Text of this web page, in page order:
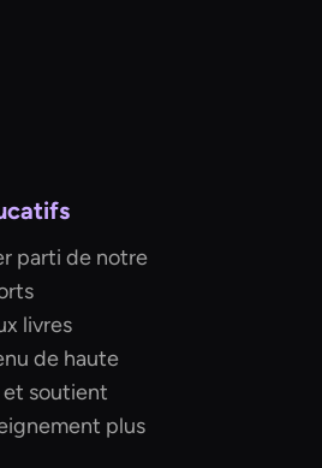
parti de notre
livres
de haute
soutient
plus